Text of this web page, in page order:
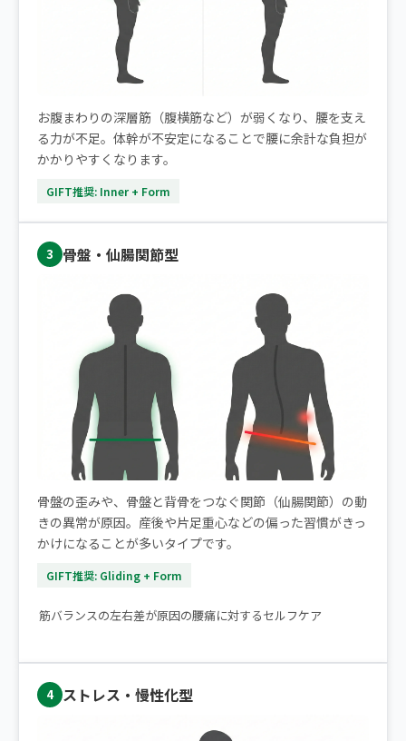
お腹まわりの深層筋（腹横筋など）が弱くなり、腰を支え
る力が不足。体幹が不安定になることで腰に余計な負担が
かかりやすくなります。
GIFT推奨: Inner + Form
3 骨盤・仙腸関節型
骨盤の歪みや、骨盤と背骨をつなぐ関節（仙腸関節）の動
きの異常が原因。産後や片足重心などの偏った習慣がきっ
かけになることが多いタイプです。
GIFT推奨: Gliding + Form
▶ 片側だけの腰痛｜痛みが楽になるストレッチ2選
筋バランスの左右差が原因の腰痛に対するセルフケア
4 ストレス・慢性化型